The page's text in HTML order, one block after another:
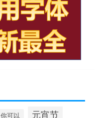
你可以 元宵节